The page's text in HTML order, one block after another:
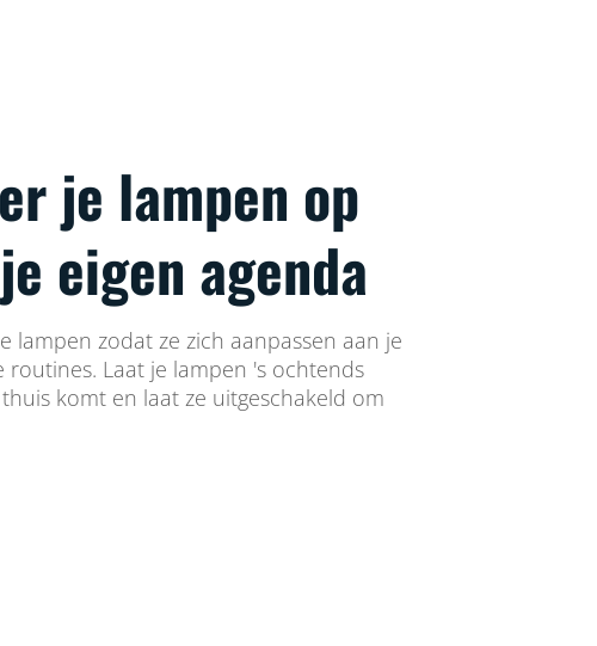
je lampen op
eigen agenda
lampen zodat ze zich aanpassen aan je
routines. Laat je lampen 's ochtends
komt en laat ze uitgeschakeld om